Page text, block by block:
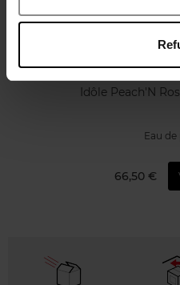
Idôle Peach'N
Eau
66,50 €